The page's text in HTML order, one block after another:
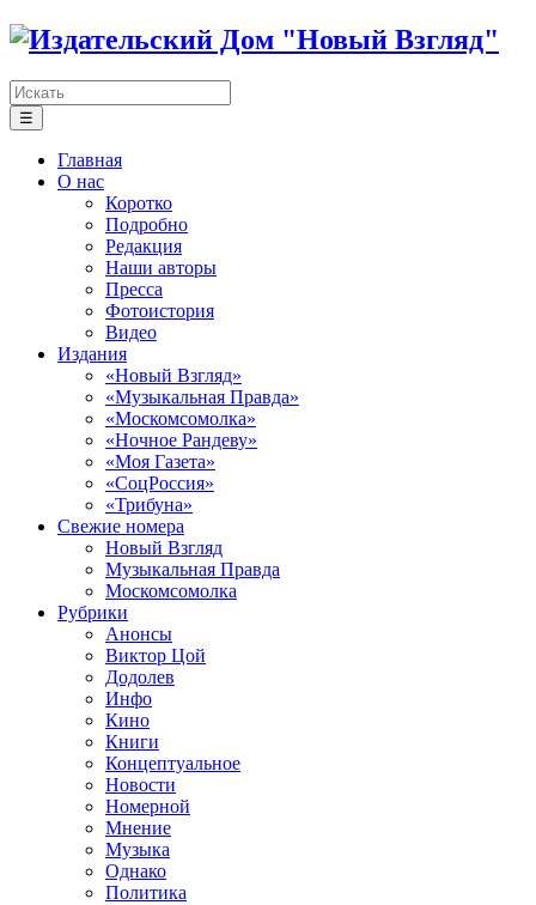
☰
Главная
О нас
Коротко
Подробно
Редакция
Наши авторы
Пресса
Фотоистория
Видео
Издания
«Новый Взгляд»
«Музыкальная Правда»
«Москомсомолка»
«Ночное Рандеву»
«Моя Газета»
«СоцРоссия»
«Трибуна»
Свежие номера
Новый Взгляд
Музыкальная Правда
Москомсомолка
Рубрики
Анонсы
Виктор Цой
Додолев
Инфо
Кино
Книги
Концептуальное
Новости
Номерной
Мнение
Музыка
Однако
Политика